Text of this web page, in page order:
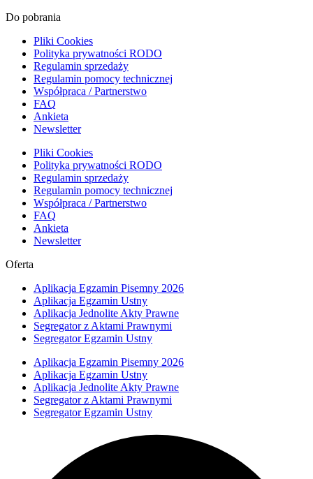
Do pobrania
Pliki Cookies
Polityka prywatności RODO
Regulamin sprzedaży
Regulamin pomocy technicznej
Współpraca / Partnerstwo
FAQ
Ankieta
Newsletter
Pliki Cookies
Polityka prywatności RODO
Regulamin sprzedaży
Regulamin pomocy technicznej
Współpraca / Partnerstwo
FAQ
Ankieta
Newsletter
Oferta
Aplikacja Egzamin Pisemny 2026
Aplikacja Egzamin Ustny
Aplikacja Jednolite Akty Prawne
Segregator z Aktami Prawnymi
Segregator Egzamin Ustny
Aplikacja Egzamin Pisemny 2026
Aplikacja Egzamin Ustny
Aplikacja Jednolite Akty Prawne
Segregator z Aktami Prawnymi
Segregator Egzamin Ustny